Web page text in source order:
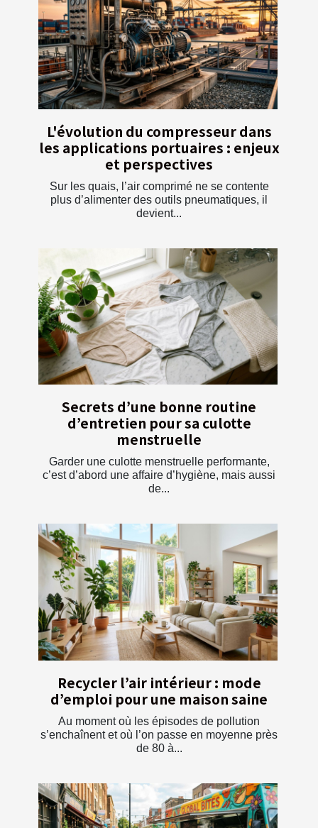
L'évolution du compresseur dans
les applications portuaires : enjeux
et perspectives
Sur les quais, l’air comprimé ne se contente
plus d’alimenter des outils pneumatiques, il
devient...
Secrets d’une bonne routine
d’entretien pour sa culotte
menstruelle
Garder une culotte menstruelle performante,
c’est d’abord une affaire d’hygiène, mais aussi
de...
Recycler l’air intérieur : mode
d’emploi pour une maison saine
Au moment où les épisodes de pollution
s’enchaînent et où l’on passe en moyenne près
de 80 à...